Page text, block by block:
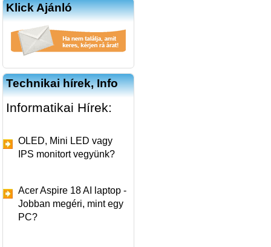
Klick Ajánló
Technikai hírek, Info
Informatikai Hírek:
OLED, Mini LED vagy
IPS monitort vegyünk?
Acer Aspire 18 AI laptop -
Jobban megéri, mint egy
PC?